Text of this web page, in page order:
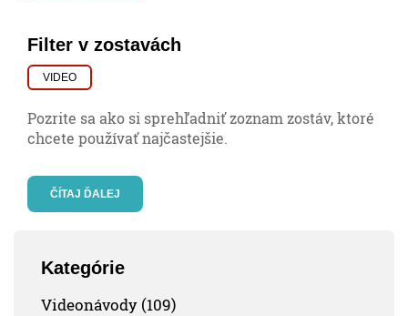
Filter v zostavách
VIDEO
Pozrite sa ako si sprehľadniť zoznam zostáv, ktoré
chcete používať najčastejšie.
ČÍTAJ ĎALEJ
Kategórie
Videonávody (109)